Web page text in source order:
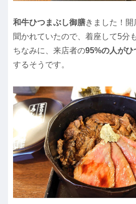
和牛ひつまぶし御膳きました！開
聞かれていたので、着座して5分
ちなみに、来店者の95%の人がひ
するそうです。